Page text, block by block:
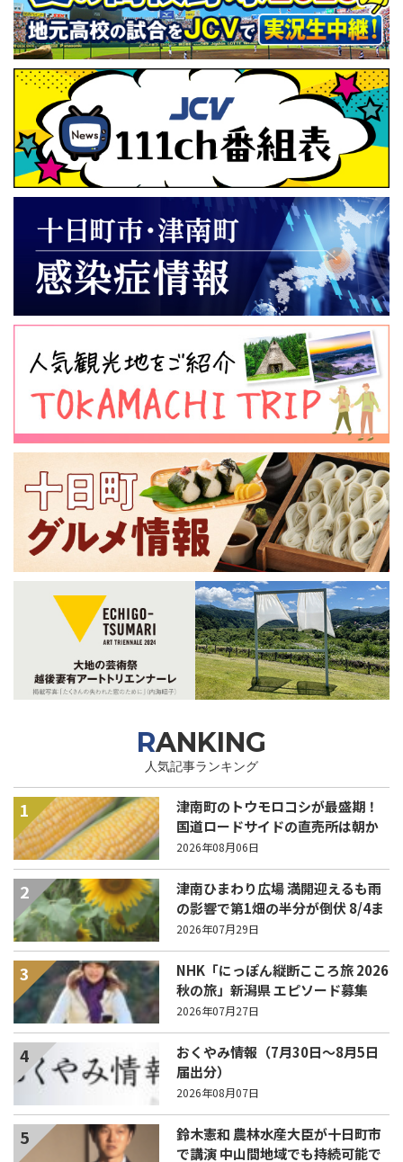
RANKING
人気記事ランキング
1
津南町のトウモロコシが最盛期！
国道ロードサイドの直売所は朝か
ら長い列！
2026年08月06日
2
津南ひまわり広場 満開迎えるも雨
の影響で第1畑の半分が倒伏 8/4ま
で駐車場を無料開放
2026年07月29日
3
NHK「にっぽん縦断こころ旅 2026
秋の旅」新潟県 エピソード募集
中！
2026年07月27日
4
おくやみ情報（7月30日～8月5日
届出分）
2026年08月07日
5
鈴木憲和 農林水産大臣が十日町市
で講演 中山間地域でも持続可能で